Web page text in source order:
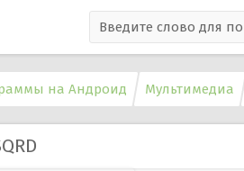
на Андроид Мультимедиа